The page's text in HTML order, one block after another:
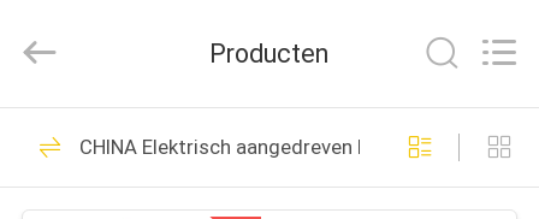
HUIS
PRODUCTEN
Co.,Ltd.
Elektrische
169
Producten
CHINA Elektrisch aangedreven Palletvrachtwagen